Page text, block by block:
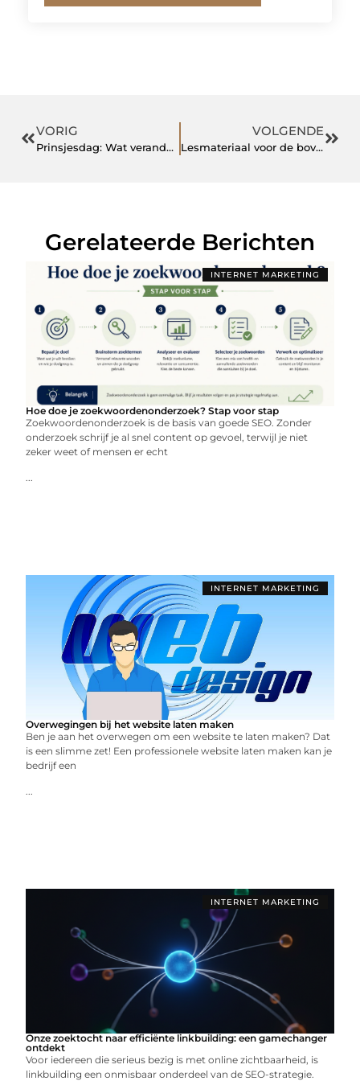
VORIG
Prinsjesdag: Wat veranderd er?
VOLGENDE
Lesmateriaal voor de bovenbouw: basisonderwijs aardrijkskunde
Gerelateerde Berichten
INTERNET MARKETING
Hoe doe je zoekwoordenonderzoek? Stap voor stap
Zoekwoordenonderzoek is de basis van goede SEO. Zonder
onderzoek schrijf je al snel content op gevoel, terwijl je niet
zeker weet of mensen er echt
...
INTERNET MARKETING
Overwegingen bij het website laten maken
Ben je aan het overwegen om een website te laten maken? Dat
is een slimme zet! Een professionele website laten maken kan je
bedrijf een
...
INTERNET MARKETING
Onze zoektocht naar efficiënte linkbuilding: een gamechanger
ontdekt
Voor iedereen die serieus bezig is met online zichtbaarheid, is
linkbuilding een onmisbaar onderdeel van de SEO-strategie.